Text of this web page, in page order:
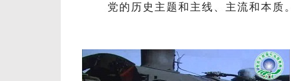
党的历史主题和主线、主流和本质。